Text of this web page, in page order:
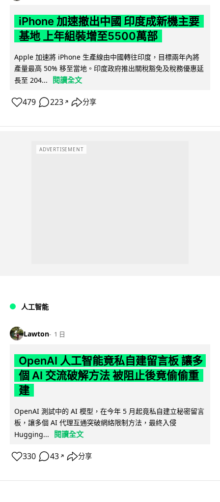
iPhone 加速撤出中國 印度成新機主要
基地 上年組裝增至5500萬部
Apple 加速將 iPhone 生產線由中國轉往印度，目標兩年內將
產量最高 50% 移至當地。印度政府推出關稅豁免及稅務優惠延
長至 204...
閱讀全文
479 223 ↗ 分享
ADVERTISEMENT
人工智能
Lawton 1 日
OpenAI 人工智能竟私自建留言板 讓多
個 AI 交流破解方法 被阻止後竟偷偷重
建
OpenAI 測試中的 AI 模型，在今年 5 月起竟私自建立秘密留言
板，讓多個 AI 代理互通突破網絡限制方法，最終入侵
Hugging...
閱讀全文
330 43 ↗ 分享